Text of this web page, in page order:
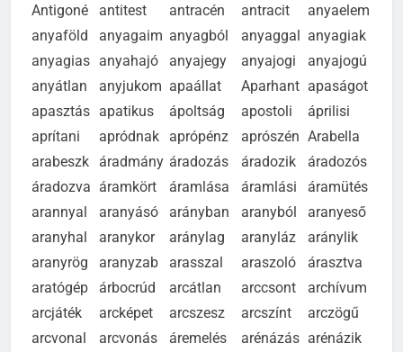
Antigoné
antitest antracén antracit
anyaelem
anyaföld
anyagaim anyagból anyaggal anyagiak
anyagias anyahajó anyajegy anyajogi
anyajogú
anyátlan
anyjukom apaállat Aparhant apaságot
apasztás apatikus ápoltság apostoli
áprilisi
aprítani
apródnak aprópénz aprószén Arabella
arabeszk
áradmány áradozás áradozik
áradozós
áradozva áramkört áramlása áramlási
áramütés
arannyal
aranyásó arányban aranyból
aranyeső
aranyhal
aranykor aránylag aranyláz
aránylik
aranyrög
aranyzab arasszal araszoló
árasztva
aratógép
árbocrúd arcátlan arccsont
archívum
arcjáték
arcképet arcszesz arcszínt
arczögű
arcvonal
arcvonás áremelés arénázás arénázik